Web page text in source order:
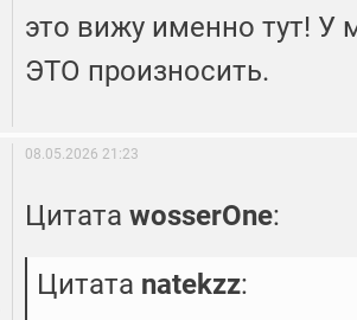
это вижу именно тут! У
ЭТО произносить.
08.05.2026 21:23
Цитата wosserOne:
Цитата natekzz: